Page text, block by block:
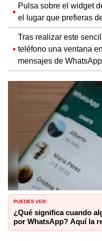
Pulsa sobre el widget
el lugar que prefieras
Tras realizar este
teléfono una ventana
mensajes de
PUEDES VER:
¿Qué significa cuando
por WhatsApp? Aquí la